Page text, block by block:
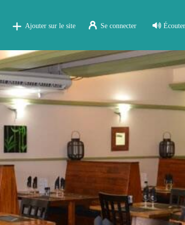
Ajouter sur le site Se connecter